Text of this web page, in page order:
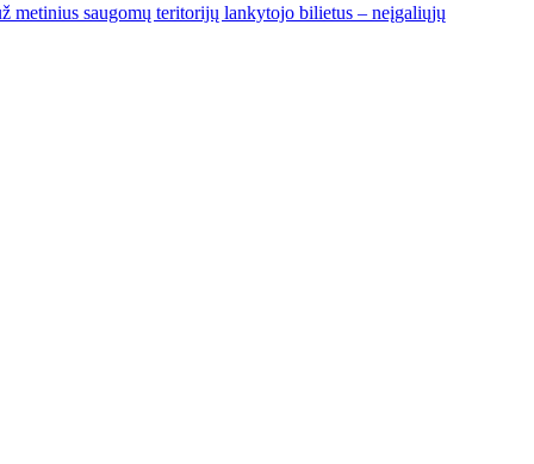
metinius saugomų teritorijų lankytojo bilietus – neįgaliųjų